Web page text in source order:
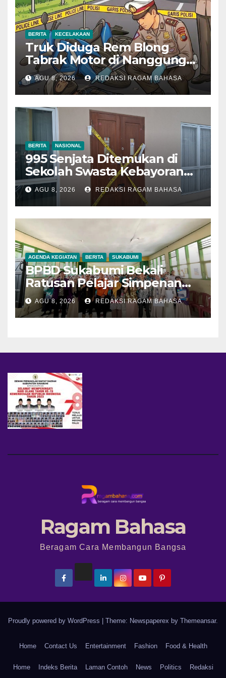
BERITA KECELAKAAN
Truk Diduga Rem Blong
Tabrak Motor di Nanggung
Bogor, Dua Orang Tewas
AGU 8, 2026 REDAKSI RAGAM BAHASA
BERITA NASIONAL
995 Senjata Ditemukan di
Sekolah Swasta Kebayoran
Lama, Ada Bunker hingga
Barang Terlarang
AGU 8, 2026 REDAKSI RAGAM BAHASA
AGENDA KEGIATAN BERITA SUKABUMI
BPBD Sukabumi Bekali
Ratusan Pelajar Simpenan
dengan Mitigasi Bencana
dan PFA
AGU 8, 2026 REDAKSI RAGAM BAHASA
Ragam Bahasa
Beragam Cara Membangun Bangsa
Proudly powered by WordPress Theme: Newspaperex by Themeansar.
Home Contact Us Entertainment Fashion Food & Health
Home Indeks Berita Laman Contoh News Politics Redaksi